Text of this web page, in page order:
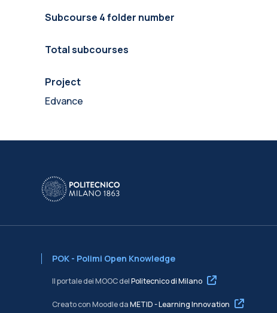
Subcourse 4 folder number
Total subcourses
Project
Edvance
POK - Polimi Open Knowledge
Il portale dei MOOC delPolitecnico di Milano
Creato con Moodle daMETID - Learning Innovation